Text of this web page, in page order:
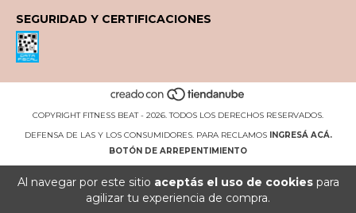
Al navegar por este sitio aceptás el uso de cookiespara
agilizar tu experiencia de compra.
SEGURIDAD Y CERTIFICACIONES
COPYRIGHT FITNESS BEAT - 2026. TODOS LOS DERECHOS RESERVADOS.
DEFENSA DE LAS Y LOS CONSUMIDORES. PARA RECLAMOS INGRESÁ ACÁ.
BOTÓN DE ARREPENTIMIENTO